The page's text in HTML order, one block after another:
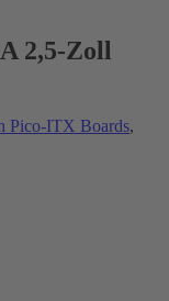
2,5-Zoll
Pico-ITX Boards,